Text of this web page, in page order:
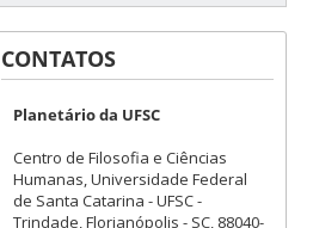
CONTATOS
Planetário da UFSC
Centro de Filosofia e Ciências
Humanas, Universidade Federal
de Santa Catarina - UFSC -
Trindade, Florianópolis - SC, 88040-